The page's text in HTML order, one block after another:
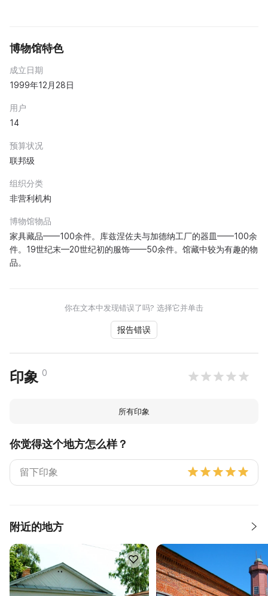
博物馆特色
成立日期
1999年12月28日
用户
14
预算状况
联邦级
组织分类
非营利机构
博物馆物品
家具藏品——100余件。库兹涅佐夫与加德纳工厂的器皿——100余
件。19世纪末—20世纪初的服饰——50余件。馆藏中较为有趣的物
品。
你在文本中发现错误了吗? 选择它并单击
报告错误
印象 0
所有印象
你觉得这个地方怎么样？
附近的地方